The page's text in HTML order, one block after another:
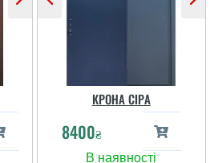
КРОНА СІРА
8400₴